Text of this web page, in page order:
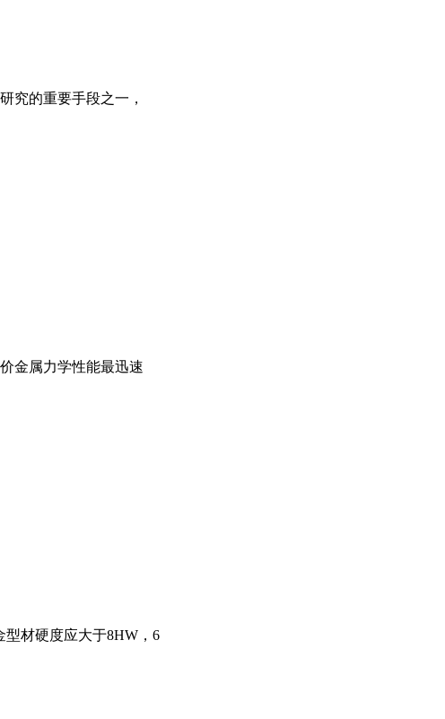
究的重要手段之一，
金属力学性能最迅速
型材硬度应大于8HW，6